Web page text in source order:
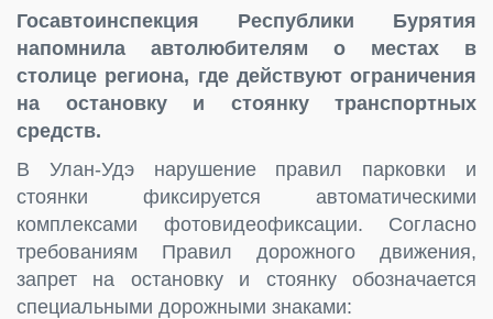
Госавтоинспекция Республики Бурятия
напомнила автолюбителям о местах в
столице региона, где действуют ограничения
на остановку и стоянку транспортных
средств.
В Улан-Удэ нарушение правил парковки и
стоянки фиксируется автоматическими
комплексами фотовидеофиксации. Согласно
требованиям Правил дорожного движения,
запрет на остановку и стоянку обозначается
специальными дорожными знаками: